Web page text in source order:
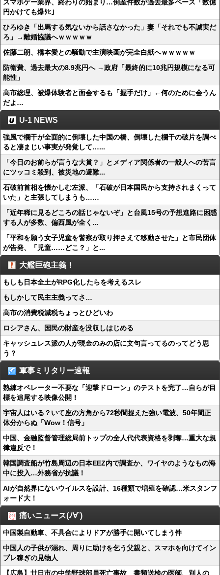
スマホゲー業界、終わりの始まり…倒産件数が過去最多ペース「数億
円かけても爆ﾀﾋ」
ひろゆき「出馬する気ないから話さなかった」妻「それでも不誠実だ
ろ」→離婚協議へｗｗｗｗｗ
佐藤二朗、橋本愛との騒動で主演映画が完全白紙へｗｗｗｗｗ
防衛費、過去最大の8.9兆円へ →政府「最終的に10兆円規模になる可
能性」
高市総理、被爆体験者と面会するも「握手だけ」←何のために会うん
だよ…
U-1 NEWS
強風で欄干が全面的に倒壊した中国の橋、倒壊した欄干の破片を調べ
ると凄まじい事実が発覚して…...
「今日のお前らが言うな大賞？」とメディア関係者の一般人への苦言
にツッコミ殺到、被災地の避難...
石破前首相を懐かしむ左派、「石破が日本国民から支持されまくって
いた」と主張してしまうも……
「近年稀に見るどころの話じゃないぞ」と台風15号の予想進路に困惑
する人が多数、偏西風が全く...
「平和を願う女子児童を警察が取り押さえて移動させた」と市民団体
が告発、「児童……どこ？」と...
大艦巨砲主義！
もしも日本全土がRPG化したらを考えるスレ
もしかして民主主義ってさ…
高市の消費税減税ちょっとひどいわ
ロシアさん、国民の財産を没収しはじめる
キャッシュレス派の人が現金のみの店に文句言ってるのってどう思
う？
軍事ミリタリー速報
熟練オペレーター不要な「迎撃ドローン」のテストを完了…自らが目
標を追尾する映像公開！
宇宙人はいる？いて座の方角から72秒間捉えた強い電波、50年間正
体分からぬ「Wow！信号」
中国、金融監督管理総局前トップの全人代代表資格を剥奪…重大な規
律違反で！
韓国調査船が竹島周辺の日本EEZ内で調査か、ワイヤのようなもの海
中に投入…外務省が抗議！
AIが自然界にないウイルスを設計、16種類で増殖を確認…米スタンフ
ォード大！
痛いニュース(ﾉ∀`)
中国製自動車、不具合によりドアが勝手に開いてしまう件
中国人の子供が溺れ、周りに助けを乞う父親と、スマホを向けてイン
プレ稼ぎの見物人
【広島】廿日市の中学野球部員死亡事故 書類送検の医師、別人の